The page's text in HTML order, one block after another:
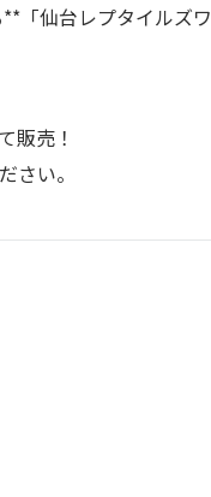
「仙台レプタイルズワ
販売！
さい。